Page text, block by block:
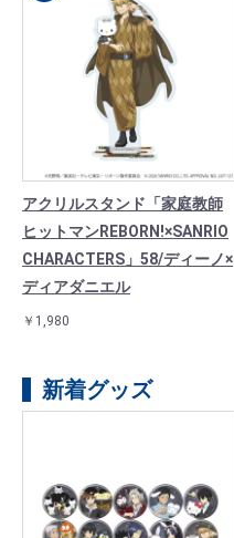
アクリルスタンド「家庭教師
ヒットマンREBORN!×SANRIO
CHARACTERS」58/ディーノ×
ディアダニエル
￥1,980
新着グッズ